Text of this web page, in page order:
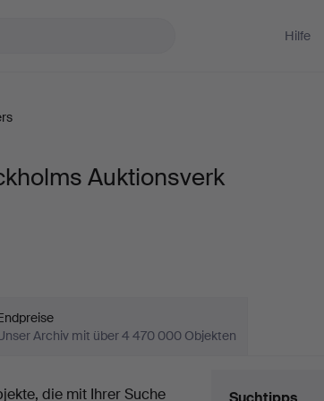
Hilfe
Auktionsverk
Archiv mit über 4 470 000 Objekten
die mit Ihrer Suche